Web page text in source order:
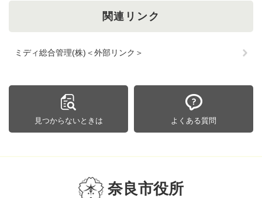
関連リンク
ミディ総合管理(株)＜外部リンク＞
見つからないときは よくある質問
奈良市役所